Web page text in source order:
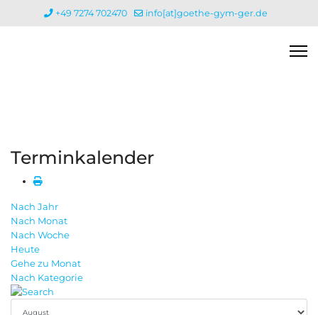
+49 7274 702470 info[at]goethe-gym-ger.de
Terminkalender
Nach Jahr
Nach Monat
Nach Woche
Heute
Gehe zu Monat
Nach Kategorie